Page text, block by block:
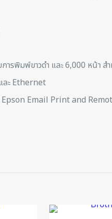
รพิมพ์ขาวดำ และ 6,000 หน้า ส
ละ Ethernet
Email Print and
address will not be